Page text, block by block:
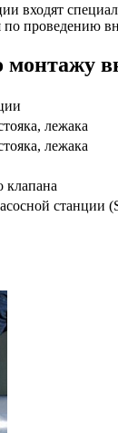
входят
по проведению
монтажу
лежака
лежака
клапана
станции